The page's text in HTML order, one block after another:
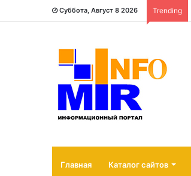
Суббота, Август 8 2026 Trending
Главная Каталог сайтов